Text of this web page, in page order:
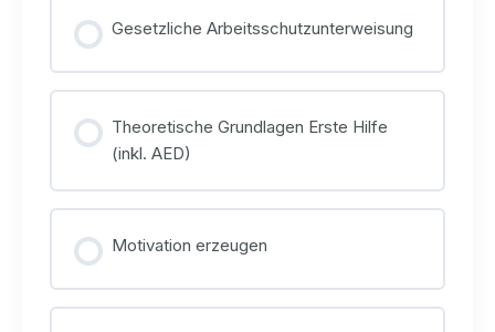
Gesetzliche Arbeitsschutzunterweisung
0% VOLLSTÄNDIG 0/0 Schritte
Theoretische Grundlagen Erste Hilfe
(inkl. AED)
0% VOLLSTÄNDIG 0/0 Schritte
Motivation erzeugen